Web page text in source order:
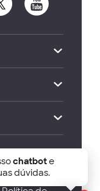
Economics
chatbote
dúvidas.